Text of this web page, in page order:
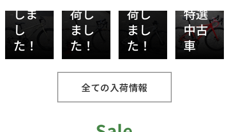
しま
し
た！
荷し
まし
た！
荷し
まし
た！
特選
中古
車
全ての入荷情報
月02日
GWセ
ー
ル！
月07日
X’mas
セー
ル！
GIOS
SIERA
520
ライ
デー
セー
ル】
RITEWAY
シェ
ファ
2025年07